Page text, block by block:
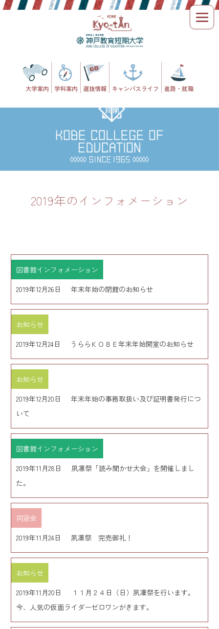
Skip
to
大学案内 学科案内 選抜情報 キャンパスライフ 進路・就職
2019年のインフォメーション
図書館インフォメーション
2019年12月26日
年末年始の閉館のお知らせ
お知らせ
2019年12月24日
うららＫＯＢＥ年末年始開室のお知らせ
お知らせ
2019年12月20日
年末年始の事務取扱い及び証明書発行につ
いて
図書館インフォメーション
2019年11月28日
夙凛祭「読み聞かせ大会」を開催しまし
た。
同窓会
2019年11月24日
夙凛祭 完売御礼！
お知らせ
2019年11月20日
１１月２４日（日）夙凜祭を行います。
今、人気の仮面ライダーゼロワンがきます。